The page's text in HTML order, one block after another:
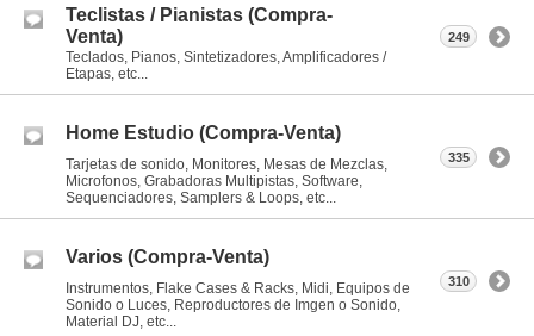
Teclistas / Pianistas (Compra-
Venta)
Teclados, Pianos, Sintetizadores, Amplificadores /
Etapas, etc...
249
Home Estudio (Compra-Venta)
Tarjetas de sonido, Monitores, Mesas de Mezclas,
Microfonos, Grabadoras Multipistas, Software,
Sequenciadores, Samplers & Loops, etc...
335
Varios (Compra-Venta)
Instrumentos, Flake Cases & Racks, Midi, Equipos de
Sonido o Luces, Reproductores de Imgen o Sonido,
Material DJ, etc...
310